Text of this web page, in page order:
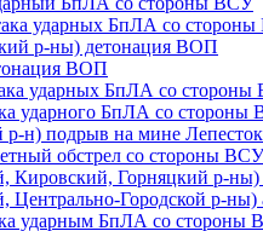
ударных БпЛА со
р-ны) детонация ВОП
ВОП
ударных БпЛА со
ударного БпЛА со стороны
р-н) подрыв на мине Лепесток
обстрел со стороны ВСУ
Кировский, Горняцкий р-
Центрально-Городской р-
ударным БпЛА со стороны